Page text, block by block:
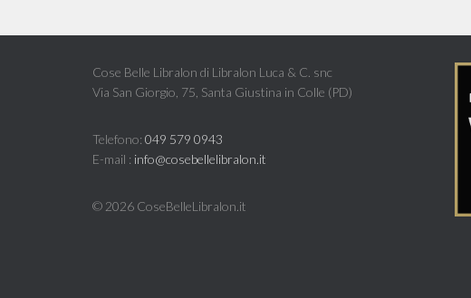
Cose Belle Libralon di Libralon Luca & C. snc
Via San Giorgio, 75, Santa Giustina in Colle (PD)
Telefono: 049 579 0943
E-mail : info@cosebellelibralon.it
© 2026 CoseBelleLibralon.it